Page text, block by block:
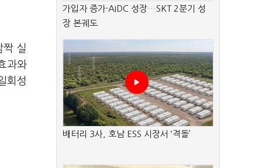
짝 실
과와
회성
가입자 증가·AIDC 성장…SKT 2분기 성
장 본궤도
배터리 3사, 호남 ESS 시장서 ‘격돌’